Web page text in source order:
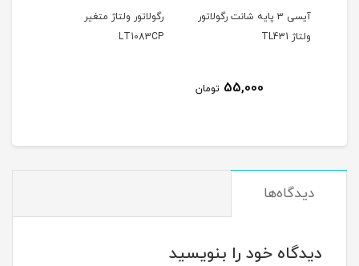
آیسی ۳ پایه شانت رگولاتور
تومان
رگولاتور ولتاژ متغیر
LT1083CP
دیدگاه‌ها
دیدگاه خود را بنویسید